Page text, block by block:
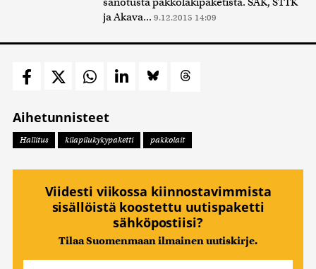
ja Akava... 9.12.2015 14:09
Aihetunnisteet
Hallitus kilapilukykypaketti pakkolait
Viidesti viikossa kiinnostavimmista
sisällöistä koostettu uutispaketti
sähköpostiisi?
Tilaa Suomenmaan ilmainen uutiskirje.